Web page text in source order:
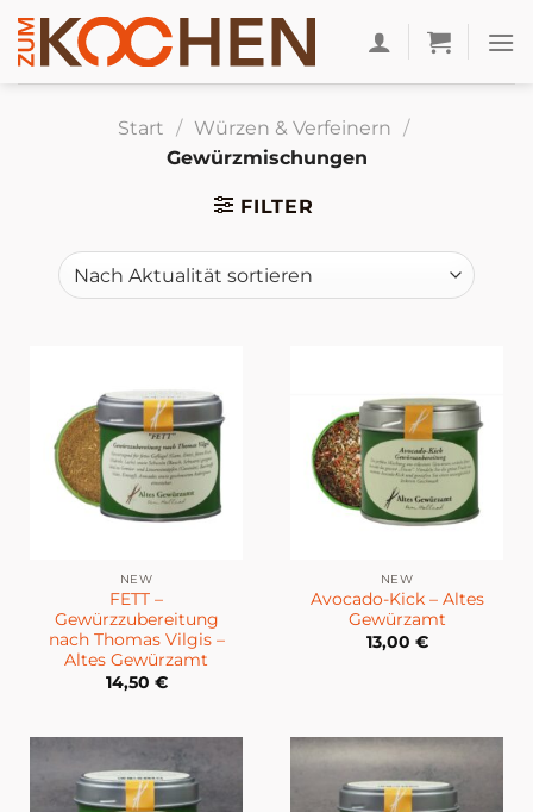
Zum
Inhalt
springen
Start / Würzen & Verfeinern /
Gewürzmischungen
FILTER
NEW
FETT –
Gewürzzubereitung
nach Thomas Vilgis –
Altes Gewürzamt
14,50 €
NEW
Avocado-Kick – Altes
Gewürzamt
13,00 €